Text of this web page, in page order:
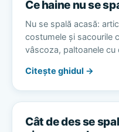
Ce haine nu se
Nu se spală acasă:
costumele și sacourile
vâscoza, paltoanele
Citește ghidul →
Cât de des se